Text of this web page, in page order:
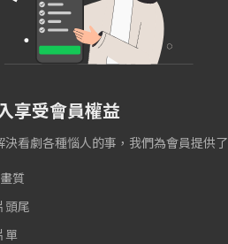
享受會員權益
決看劇各種惱人的事，我們為會員提供了
質
頭尾
單